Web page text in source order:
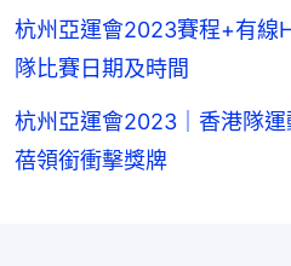
杭州亞運會2023賽程+有
隊比賽日期及時間
杭州亞運會2023｜香港隊
蓓領銜衝擊獎牌